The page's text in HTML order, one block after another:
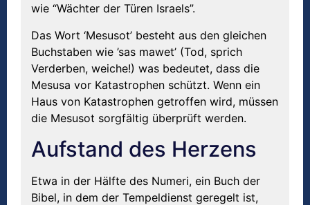
wie “Wächter der Türen Israels”.
Das Wort ‘Mesusot’ besteht aus den gleichen
Buchstaben wie ’sas mawet’ (Tod, sprich
Verderben, weiche!) was bedeutet, dass die
Mesusa vor Katastrophen schützt. Wenn ein
Haus von Katastrophen getroffen wird, müssen
die Mesusot sorgfältig überprüft werden.
Aufstand des Herzens
Etwa in der Hälfte des Numeri, ein Buch der
Bibel, in dem der Tempeldienst geregelt ist,